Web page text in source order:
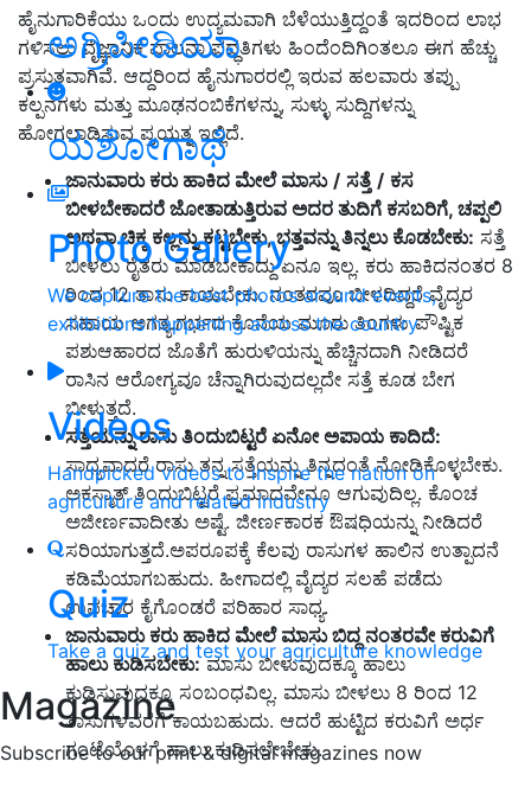
ಅಗ್ರಿಪೀಡಿಯಾ
ಯಶೋಗಾಥೆ
Photo Gallery
We capture the best photos around events,
exhibitions happening across the country
Videos
Handpicked videos to inspire the nation on
agriculture and related industry
Quiz
Take a quiz and test your agriculture knowledge
Magazine
Subscribe to our print & digital magazines now
ಹೈನುಗಾರಿಕೆಯು ಒಂದು ಉದ್ಯಮವಾಗಿ ಬೆಳೆಯುತ್ತಿದ್ದಂತೆ ಇದರಿಂದ ಲಾಭ
ಗಳಿಸಲು ವೈಜ್ಞಾನಿಕ ಪಾಲನಾ ಪದ್ಧತಿಗಳು ಹಿಂದೆಂದಿಗಿಂತಲೂ ಈಗ ಹೆಚ್ಚು
ಪ್ರಸ್ತುತವಾಗಿವೆ. ಆದ್ದರಿಂದ ಹೈನುಗಾರರಲ್ಲಿ ಇರುವ ಹಲವಾರು ತಪ್ಪು
ಕಲ್ಪನೆಗಳು ಮತ್ತು ಮೂಢನಂಬಿಕೆಗಳನ್ನು, ಸುಳ್ಳು ಸುದ್ದಿಗಳನ್ನು
ಹೋಗಲಾಡಿಸುವ ಪ್ರಯತ್ನ ಇಲ್ಲಿದೆ.
ಜಾನುವಾರು ಕರು ಹಾಕಿದ ಮೇಲೆ ಮಾಸು / ಸತ್ತೆ / ಕಸ
ಬೀಳಬೇಕಾದರೆ ಜೋತಾಡುತ್ತಿರುವ ಅದರ ತುದಿಗೆ ಕಸಬರಿಗೆ, ಚಪ್ಪಲಿ
ಅಥವಾ ಚಿಕ್ಕ ಕಲ್ಲನ್ನು ಕಟ್ಟಬೇಕು,ಭತ್ತವನ್ನು ತಿನ್ನಲು ಕೊಡಬೇಕು: ಸತ್ತೆ
ಬೀಳಲು ರೈತರು ಮಾಡಬೇಕಾದ್ದು ಏನೂ ಇಲ್ಲ. ಕರು ಹಾಕಿದನಂತರ 8
ರಿಂದ 12 ತಾಸು ಕಾಯಬೇಕು. ನಂತರವೂ ಬೀಳದಿದ್ದರೆ ವೈದ್ಯರ
ಸಹಾಯ ಅಗತ್ಯ.ಗರ್ಭದ ಕೊನೆಯ ಮೂರು ತಿಂಗಳು ಪೌಷ್ಟಿಕ
ಪಶುಆಹಾರದ ಜೊತೆಗೆ ಹುರುಳಿಯನ್ನು ಹೆಚ್ಚಿನದಾಗಿ ನೀಡಿದರೆ
ರಾಸಿನ ಆರೋಗ್ಯವೂ ಚೆನ್ನಾಗಿರುವುದಲ್ಲದೇ ಸತ್ತೆ ಕೂಡ ಬೇಗ
ಬೀಳುತ್ತದೆ.
ಸತ್ತೆಯನ್ನು ರಾಸು ತಿಂದುಬಿಟ್ಟರೆ ಏನೋ ಅಪಾಯ ಕಾದಿದೆ:
ಸಾಧ್ಯವಾದರೆ ರಾಸು ತನ್ನ ಸತ್ತೆಯನ್ನು ತಿನ್ನದಂತೆ ನೋಡಿಕೊಳ್ಳಬೇಕು.
ಅಕಸ್ಮಾತ್ ತಿಂದುಬಿಟ್ಟರೆ ಪ್ರಮಾದವೇನೂ ಆಗುವುದಿಲ್ಲ. ಕೊಂಚ
ಅಜೀರ್ಣವಾದೀತು ಅಷ್ಟೆ. ಜೀರ್ಣಕಾರಕ ಔಷಧಿಯನ್ನು ನೀಡಿದರೆ
ಸರಿಯಾಗುತ್ತದೆ.ಅಪರೂಪಕ್ಕೆ ಕೆಲವು ರಾಸುಗಳ ಹಾಲಿನ ಉತ್ಪಾದನೆ
ಕಡಿಮೆಯಾಗಬಹುದು. ಹೀಗಾದಲ್ಲಿ ವೈದ್ಯರ ಸಲಹೆ ಪಡೆದು
ಉಪಚಾರ ಕೈಗೊಂಡರೆ ಪರಿಹಾರ ಸಾಧ್ಯ.
ಜಾನುವಾರು ಕರು ಹಾಕಿದ ಮೇಲೆ ಮಾಸು ಬಿದ್ದ ನಂತರವೇ ಕರುವಿಗೆ
ಹಾಲು ಕುಡಿಸಬೇಕು:ಮಾಸು ಬೀಳುವುದಕ್ಕೂ ಹಾಲು
ಕುಡಿಸುವುದಕ್ಕೂ ಸಂಬಂಧವಿಲ್ಲ. ಮಾಸು ಬೀಳಲು 8 ರಿಂದ 12
ತಾಸುಗಳವರೆಗೆ ಕಾಯಬಹುದು. ಆದರೆ ಹುಟ್ಟಿದ ಕರುವಿಗೆ ಅರ್ಧ
ಗಂಟೆಯೊಳಗೆ ಹಾಲು ಕುಡಿಸಲೇಬೇಕು.